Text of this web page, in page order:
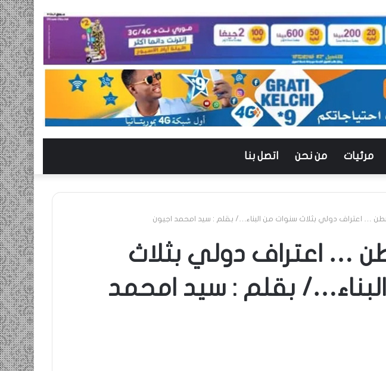
مرئيات من نحن اتصل بنا
… اعتراف دولي بثلاث سنوات من البناء…/ بقلم : سيد امحمد اجيون
… اعتراف دولي بثلاث
بقلم : سيد امحمد